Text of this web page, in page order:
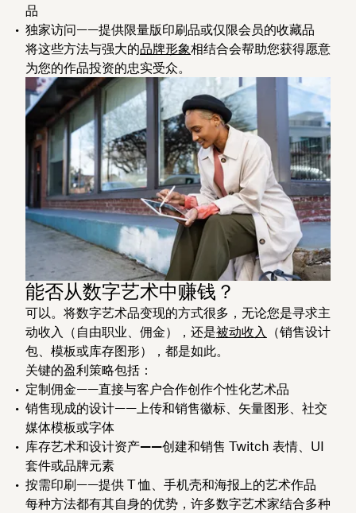
品
独家访问——提供限量版印刷品或仅限会员的收藏品
将这些方法与强大的品牌形象相结合会帮助您获得愿意
为您的作品投资的忠实受众。
能否从数字艺术中赚钱？
可以。将数字艺术品变现的方式很多，无论您是寻求主
动收入（自由职业、佣金），还是被动收入
（销售设计
包、模板或库存图形），都是如此。
关键的盈利策略包括：
定制佣金——直接与客户合作创作个性化艺术品
销售现成的设计——上传和销售徽标、矢量图形、社交
媒体模板或字体
库存艺术和设计资产——创建和销售 Twitch 表情、UI
套件或品牌元素
按需印刷——提供 T 恤、手机壳和海报上的艺术作品
每种方法都有其自身的优势，许多数字艺术家结合多种